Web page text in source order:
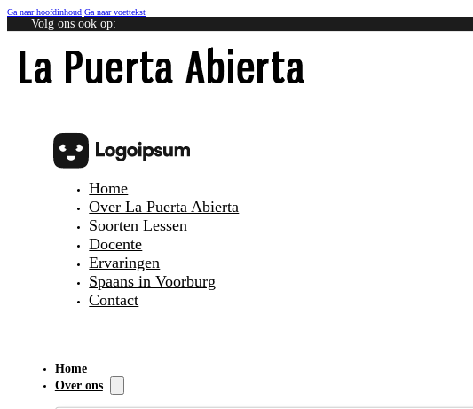
Ga naar hoofdinhoud Ga naar voettekst
Volg ons ook op:
Home
Over La Puerta Abierta
Soorten Lessen
Docente
Ervaringen
Spaans in Voorburg
Contact
Home
Over ons